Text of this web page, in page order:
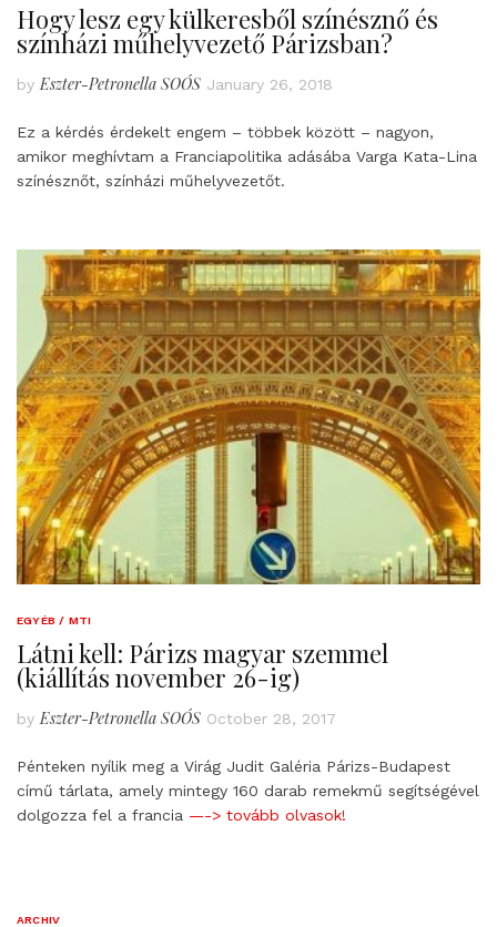
Hogy lesz egy külkeresből színésznő és
színházi műhelyvezető Párizsban?
by Eszter-Petronella SOÓS January 26, 2018
Ez a kérdés érdekelt engem – többek között – nagyon,
amikor meghívtam a Franciapolitika adásába Varga Kata-Lina
színésznőt, színházi műhelyvezetőt.
EGYÉB / MTI
Látni kell: Párizs magyar szemmel
(kiállítás november 26-ig)
by Eszter-Petronella SOÓS October 28, 2017
Pénteken nyílik meg a Virág Judit Galéria Párizs-Budapest
című tárlata, amely mintegy 160 darab remekmű segítségével
dolgozza fel a francia —-> tovább olvasok!
ARCHIV